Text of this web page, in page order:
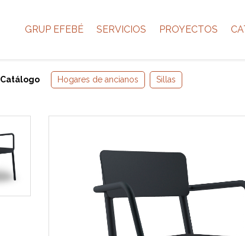
GRUP EFEBÉ SERVICIOS PROYECTOS
Catálogo Hogares de ancianos Sillas